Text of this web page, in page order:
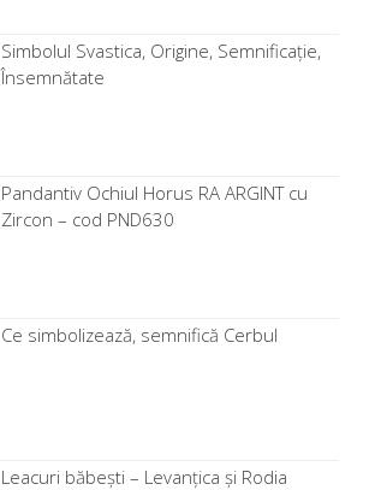
Simbolul Svastica, Origine, Semnificație,
Însemnătate
Pandantiv Ochiul Horus RA ARGINT cu
Zircon – cod PND630
Ce simbolizează, semnifică Cerbul
Leacuri băbești – Levanţica și Rodia